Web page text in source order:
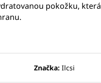
pokožku, která
Značka: Ilcsi